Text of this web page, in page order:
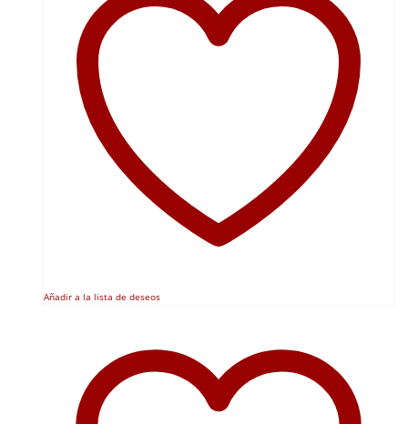
Añadir a la lista de deseos